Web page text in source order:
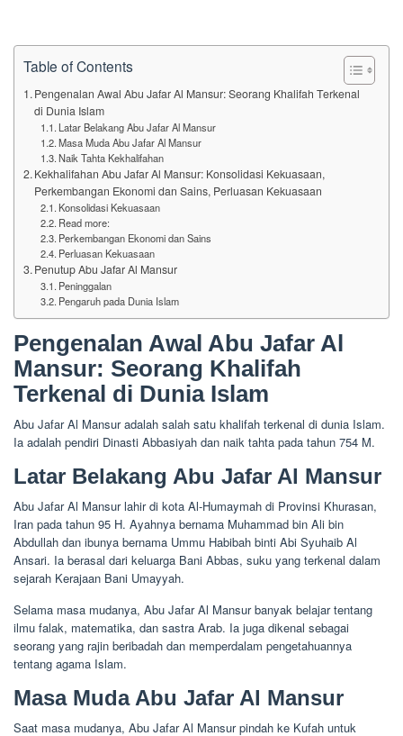
Table of Contents
Pengenalan Awal Abu Jafar Al Mansur: Seorang Khalifah Terkenal
di Dunia Islam
Latar Belakang Abu Jafar Al Mansur
Masa Muda Abu Jafar Al Mansur
Naik Tahta Kekhalifahan
Kekhalifahan Abu Jafar Al Mansur: Konsolidasi Kekuasaan,
Perkembangan Ekonomi dan Sains, Perluasan Kekuasaan
Konsolidasi Kekuasaan
Read more:
Perkembangan Ekonomi dan Sains
Perluasan Kekuasaan
Penutup Abu Jafar Al Mansur
Peninggalan
Pengaruh pada Dunia Islam
Pengenalan Awal Abu Jafar Al
Mansur: Seorang Khalifah
Terkenal di Dunia Islam
Abu Jafar Al Mansur adalah salah satu khalifah terkenal di dunia Islam.
Ia adalah pendiri Dinasti Abbasiyah dan naik tahta pada tahun 754 M.
Latar Belakang Abu Jafar Al Mansur
Abu Jafar Al Mansur lahir di kota Al-Humaymah di Provinsi Khurasan,
Iran pada tahun 95 H. Ayahnya bernama Muhammad bin Ali bin
Abdullah dan ibunya bernama Ummu Habibah binti Abi Syuhaib Al
Ansari. Ia berasal dari keluarga Bani Abbas, suku yang terkenal dalam
sejarah Kerajaan Bani Umayyah.
Selama masa mudanya, Abu Jafar Al Mansur banyak belajar tentang
ilmu falak, matematika, dan sastra Arab. Ia juga dikenal sebagai
seorang yang rajin beribadah dan memperdalam pengetahuannya
tentang agama Islam.
Masa Muda Abu Jafar Al Mansur
Saat masa mudanya, Abu Jafar Al Mansur pindah ke Kufah untuk